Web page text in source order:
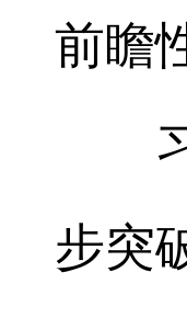
前瞻
习
步突